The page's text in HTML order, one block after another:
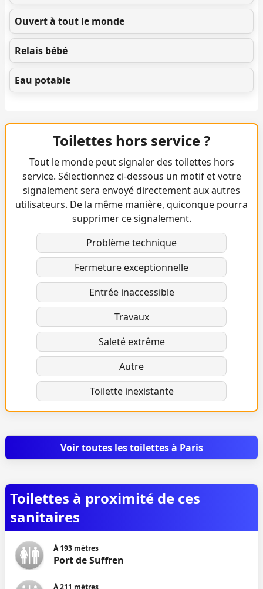
Ouvert à tout le monde
Relais bébé
Eau potable
Toilettes hors service ?
Tout le monde peut signaler des toilettes hors
service. Sélectionnez ci-dessous un motif et votre
signalement sera envoyé directement aux autres
utilisateurs. De la même manière, quiconque pourra
supprimer ce signalement.
Problème technique
Fermeture exceptionnelle
Entrée inaccessible
Travaux
Saleté extrême
Autre
Toilette inexistante
Voir toutes les toilettes à Paris
Toilettes à proximité de ces
sanitaires
À193 mètres
Port de Suffren
À211 mètres